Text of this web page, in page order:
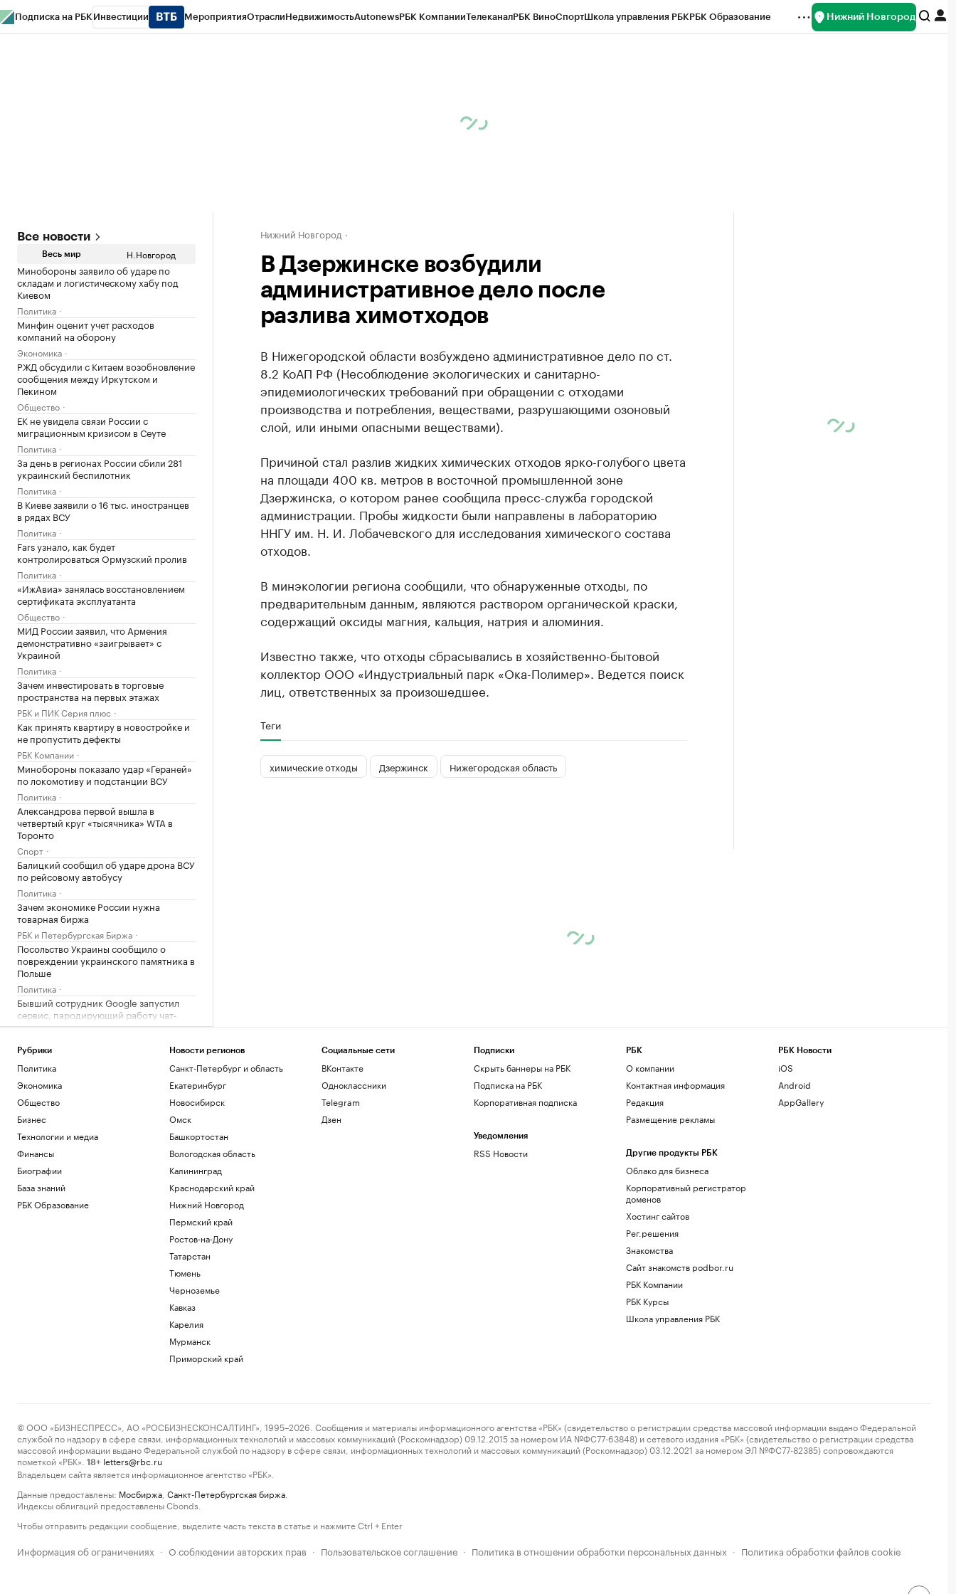
Подписка на РБК Инвестиции МероприятияОтраслиНедвижимостьAutonewsРБК КомпанииТелеканалРБК ВиноСпортШкола управления РБКРБК Образование Нижний Новгород
Все новости
Весь мир Н.Новгород
Минобороны заявило об ударе по
складам и логистическому хабу под
Киевом
Политика
Минфин оценит учет расходов
компаний на оборону
Экономика
РЖД обсудили с Китаем возобновление
сообщения между Иркутском и
Пекином
Общество
ЕК не увидела связи России с
миграционным кризисом в Сеуте
Политика
За день в регионах России сбили 281
украинский беспилотник
Политика
В Киеве заявили о 16 тыс. иностранцев
в рядах ВСУ
Политика
Fars узнало, как будет
контролироваться Ормузский пролив
Политика
«ИжАвиа» занялась восстановлением
сертификата эксплуатанта
Общество
МИД России заявил, что Армения
демонстративно «заигрывает» с
Украиной
Политика
Зачем инвестировать в торговые
пространства на первых этажах
РБК и ПИК Серия плюс
Как принять квартиру в новостройке и
не пропустить дефекты
РБК Компании
Минобороны показало удар «Гераней»
по локомотиву и подстанции ВСУ
Политика
Александрова первой вышла в
четвертый круг «тысячника» WTA в
Торонто
Спорт
Балицкий сообщил об ударе дрона ВСУ
по рейсовому автобусу
Политика
Зачем экономике России нужна
товарная биржа
РБК и Петербургская Биржа
Посольство Украины сообщило о
повреждении украинского памятника в
Польше
Политика
Бывший сотрудник Google запустил
сервис, пародирующий работу чат-
бота
Хавбек «Ахмата» отстранен на два
матча за удар локтем игрока
«Спартака»
Спорт
В Германии при столкновении двух
трамваев пострадали 25 человек
Общество
Спасатели эвакуировали двух
российских туристов в горах
Казахстана
Общество
Нижний Новгород
В Дзержинске возбудили
административное дело после
разлива химотходов
В Нижегородской области возбуждено административное дело по ст.
8.2 КоАП РФ (Несоблюдение экологических и санитарно-
эпидемиологических требований при обращении с отходами
производства и потребления, веществами, разрушающими озоновый
слой, или иными опасными веществами).
Причиной стал разлив жидких химических отходов ярко-голубого цвета
на площади 400 кв. метров в восточной промышленной зоне
Дзержинска, о котором ранее сообщила пресс-служба городской
администрации. Пробы жидкости были направлены в лабораторию
ННГУ им. Н. И. Лобачевского для исследования химического состава
отходов.
В минэкологии региона сообщили, что обнаруженные отходы, по
предварительным данным, являются раствором органической краски,
содержащий оксиды магния, кальция, натрия и алюминия.
Известно также, что отходы сбрасывались в хозяйственно-бытовой
коллектор ООО «Индустриальный парк «Ока-Полимер». Ведется поиск
лиц, ответственных за произошедшее.
Теги
химические отходы Дзержинск Нижегородская область
Рубрики
Политика
Экономика
Общество
Бизнес
Технологии и медиа
Финансы
Биографии
База знаний
РБК Образование
Новости регионов
Санкт-Петербург и область
Екатеринбург
Новосибирск
Омск
Башкортостан
Вологодская область
Калининград
Краснодарский край
Нижний Новгород
Пермский край
Ростов-на-Дону
Татарстан
Тюмень
Черноземье
Кавказ
Карелия
Мурманск
Приморский край
Социальные сети
ВКонтакте
Одноклассники
Telegram
Дзен
Подписки
Скрыть баннеры на РБК
Подписка на РБК
Корпоративная подписка
Уведомления
RSS Новости
РБК
О компании
Контактная информация
Редакция
Размещение рекламы
Другие продукты РБК
Облако для бизнеса
Корпоративный регистратор
доменов
Хостинг сайтов
Рег.решения
Знакомства
Сайт знакомств podbor.ru
РБК Компании
РБК Курсы
Школа управления РБК
РБК Новости
iOS
Android
AppGallery
© ООО «БИЗНЕСПРЕСС», АО «РОСБИЗНЕСКОНСАЛТИНГ», 1995–2026. Сообщения и материалы информационного агентства «РБК» (свидетельство о регистрации средства массовой информации выдано Федеральной
службой по надзору в сфере связи, информационных технологий и массовых коммуникаций (Роскомнадзор) 09.12.2015 за номером ИА №ФС77-63848) и сетевого издания «РБК» (свидетельство о регистрации средства
массовой информации выдано Федеральной службой по надзору в сфере связи, информационных технологий и массовых коммуникаций (Роскомнадзор) 03.12.2021 за номером ЭЛ №ФС77-82385) сопровождаются
пометкой «РБК».
18+ letters@rbc.ru
Владельцем сайта является информационное агентство «РБК».
Данные предоставлены: Мосбиржа Санкт-Петербургская биржа
Индексы облигаций предоставлены Cbonds.
Чтобы отправить редакции сообщение, выделите часть текста в статье и нажмите Ctrl + Enter
Информация об ограничениях · О соблюдении авторских прав · Пользовательское соглашение · Политика в отношении обработки персональных данных · Политика обработки файлов cookie